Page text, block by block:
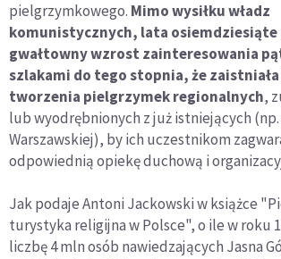
pielgrzymkowego. Mimo wysiłku władz
komunistycznych, lata osiemdziesiąte
gwałtowny wzrost zainteresowania
szlakami do tego stopnia, że
tworzenia pielgrzymek regionalnych,
lub wyodrębnionych z już istniejących
Warszawskiej), by ich uczestnikom
odpowiednią opiekę duchową i
Jak podaje Antoni Jackowski w książce
turystyka religijna w Polsce", o ile w roku
liczbę 4 mln osób nawiedzających Jasna